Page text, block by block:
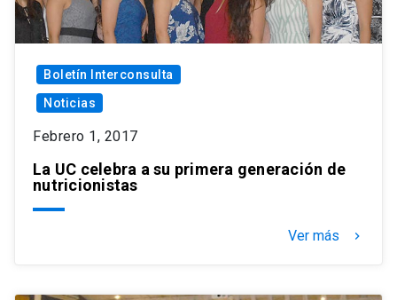
Boletín Interconsulta
Noticias
Febrero 1, 2017
La UC celebra a su primera generación de
nutricionistas
Ver más keyboard_arrow_right